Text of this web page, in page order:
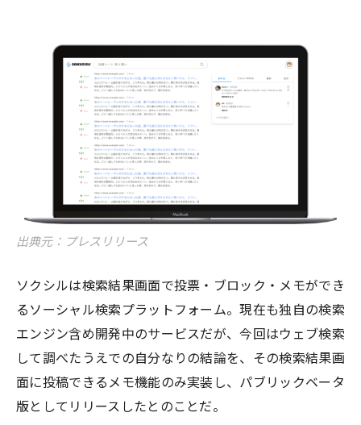
出典元：プレスリリース
ソクシルは検索結果画面で投票・ブロック・メモができ
るソーシャル検索プラットフォーム。現在も独自の検索
エンジン含め開発中のサービスだが、今回はウェブ検索
して調べたうえでの自分なりの結論を、その検索結果画
面に投稿できるメモ機能のみ実装し、パブリックベータ
版としてリリースしたとのことだ。